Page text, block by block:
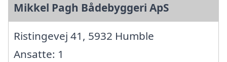
Mikkel Pagh Bådebyggeri ApS
Ristingevej 41, 5932 Humble
Ansatte: 1